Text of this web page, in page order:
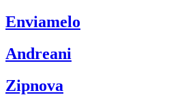
Enviamelo
Andreani
Zipnova